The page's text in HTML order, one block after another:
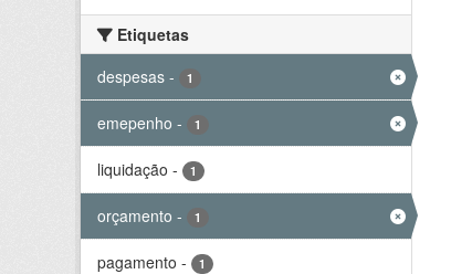
Etiquetas
despesas - 1
emepenho - 1
liquidação - 1
orçamento - 1
pagamento - 1